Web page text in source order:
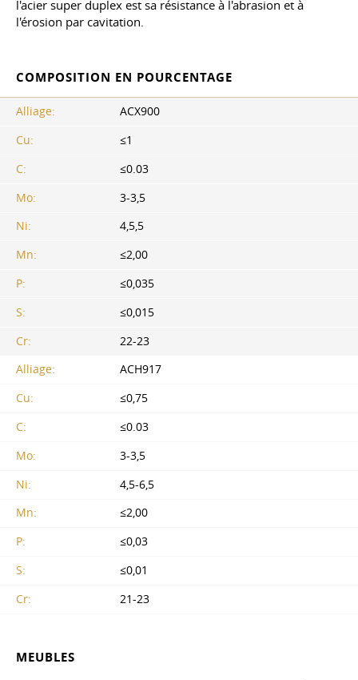
l'acier super duplex est sa résistance à l'abrasion et à
l'érosion par cavitation.
COMPOSITION EN POURCENTAGE
Alliage:
ACX900
Cu:
≤1
C:
≤0.03
Mo:
3-3,5
Ni:
4,5,5
Mn:
≤2,00
P:
≤0,035
S:
≤0,015
Cr:
22-23
Alliage:
ACH917
Cu:
≤0,75
C:
≤0.03
Mo:
3-3,5
Ni:
4,5-6,5
Mn:
≤2,00
P:
≤0,03
S:
≤0,01
Cr:
21-23
MEUBLES